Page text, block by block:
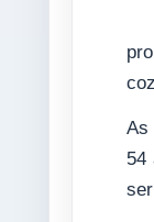
As
54